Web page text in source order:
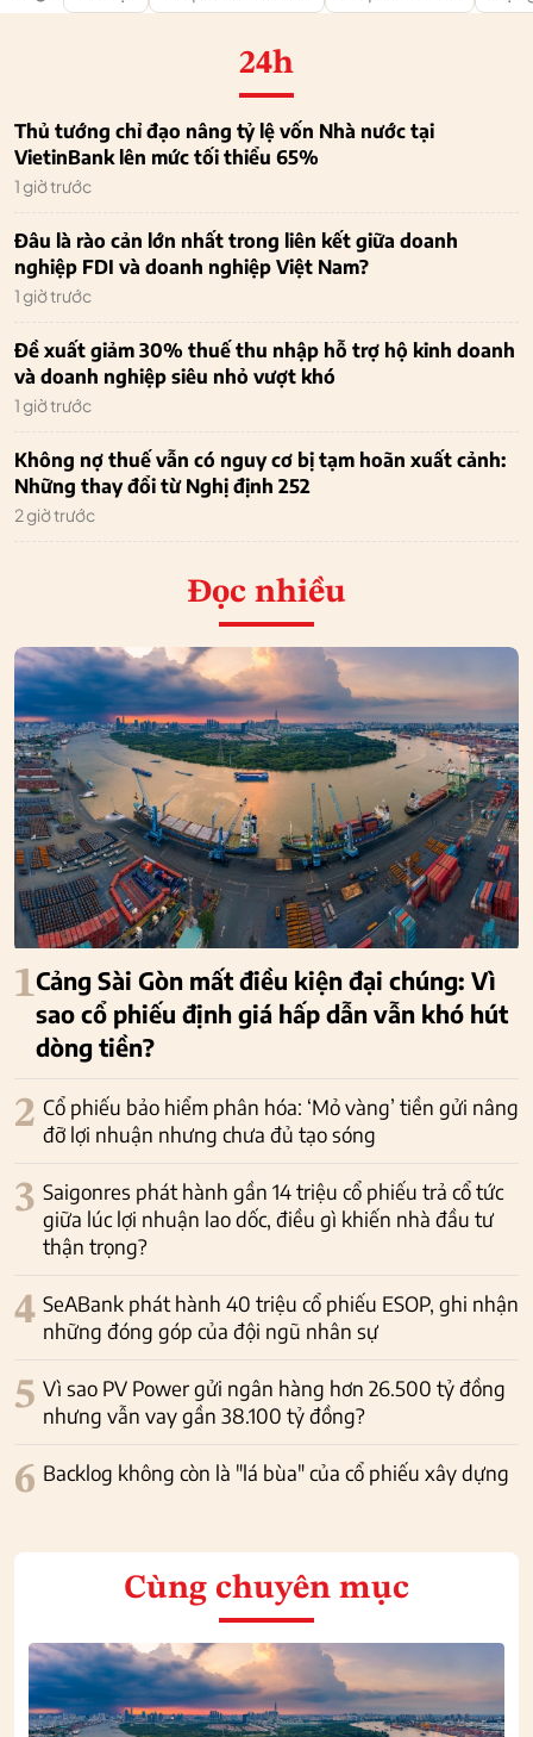
24h
Thủ tướng chỉ đạo nâng tỷ lệ vốn Nhà nước tại
VietinBank lên mức tối thiểu 65%
1 giờ trước
Đâu là rào cản lớn nhất trong liên kết giữa doanh
nghiệp FDI và doanh nghiệp Việt Nam?
1 giờ trước
Đề xuất giảm 30% thuế thu nhập hỗ trợ hộ kinh doanh
và doanh nghiệp siêu nhỏ vượt khó
1 giờ trước
Không nợ thuế vẫn có nguy cơ bị tạm hoãn xuất cảnh:
Những thay đổi từ Nghị định 252
2 giờ trước
Đọc nhiều
1Cảng Sài Gòn mất điều kiện đại chúng: Vì
sao cổ phiếu định giá hấp dẫn vẫn khó hút
dòng tiền?
2 Cổ phiếu bảo hiểm phân hóa: ‘Mỏ vàng’ tiền gửi nâng
đỡ lợi nhuận nhưng chưa đủ tạo sóng
3 Saigonres phát hành gần 14 triệu cổ phiếu trả cổ tức
giữa lúc lợi nhuận lao dốc, điều gì khiến nhà đầu tư
thận trọng?
4 SeABank phát hành 40 triệu cổ phiếu ESOP, ghi nhận
những đóng góp của đội ngũ nhân sự
5 Vì sao PV Power gửi ngân hàng hơn 26.500 tỷ đồng
nhưng vẫn vay gần 38.100 tỷ đồng?
6 Backlog không còn là "lá bùa" của cổ phiếu xây dựng
Cùng chuyên mục